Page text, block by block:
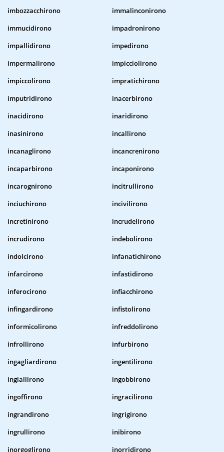
imbozzacchirono
immalinconirono
immucidirono
impadronirono
impallidirono
impedirono
impermalirono
impicciolirono
impiccolirono
impratichirono
imputridirono
inacerbirono
inacidirono
inaridirono
inasinirono
incallirono
incanaglirono
incancrenirono
incaparbirono
incaponirono
incarognirono
incitrullirono
inciuchirono
incivilirono
incretinirono
incrudelirono
incrudirono
indebolirono
indolcirono
infanatichirono
infarcirono
infastidirono
inferocirono
infiacchirono
infingardirono
infistolirono
informicolirono
infreddolirono
infrollirono
infurbirono
ingagliardirono
ingentilirono
ingiallirono
ingobbirono
ingoffirono
ingracilirono
ingrandirono
ingrigirono
ingrullirono
inibirono
inorgoglirono
inorridirono